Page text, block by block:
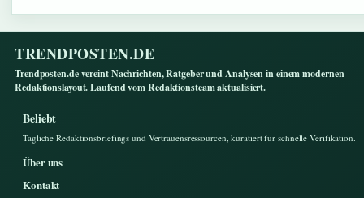
TRENDPOSTEN.DE
Trendposten.de vereint Nachrichten, Ratgeber und Analysen in einem modernen
Redaktionslayout. Laufend vom Redaktionsteam aktualisiert.
Beliebt
Tagliche Redaktionsbriefings und Vertrauensressourcen, kuratiert fur schnelle Verifikation.
Über uns
Kontakt